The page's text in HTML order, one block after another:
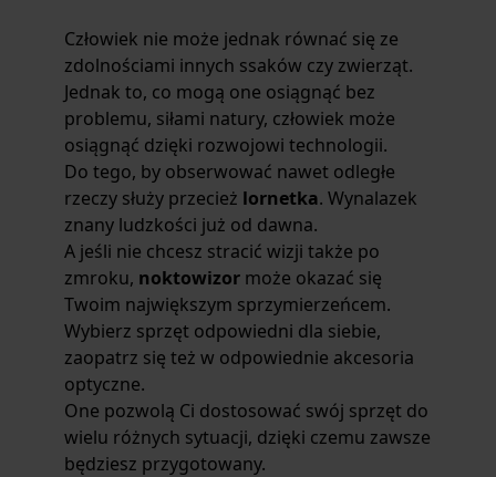
Człowiek nie może jednak równać się ze
zdolnościami innych ssaków czy zwierząt.
Jednak to, co mogą one osiągnąć bez
problemu, siłami natury, człowiek może
osiągnąć dzięki rozwojowi technologii.
Do tego, by obserwować nawet odległe
rzeczy służy przecież lornetka. Wynalazek
znany ludzkości już od dawna.
A jeśli nie chcesz stracić wizji także po
zmroku, noktowizor może okazać się
Twoim największym sprzymierzeńcem.
Wybierz sprzęt odpowiedni dla siebie,
zaopatrz się też w odpowiednie akcesoria
optyczne.
One pozwolą Ci dostosować swój sprzęt do
wielu różnych sytuacji, dzięki czemu zawsze
będziesz przygotowany.